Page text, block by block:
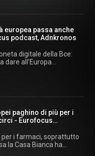
) e su tutte
Music.
europea passa anche
podcast, Adnkronos
digitale della Bce:
dare all’Europa
Music.
paghino di più per i
- Eurofocus
per i farmaci, soprattutto
la Casa Bianca ha